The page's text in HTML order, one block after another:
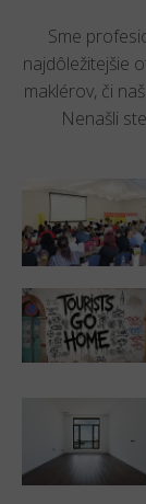
Sme
najdôležitejšie
maklérov, či
Nenašli